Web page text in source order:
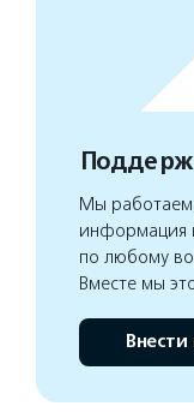
Мы
информация
по любому
Вместе мы
Внести